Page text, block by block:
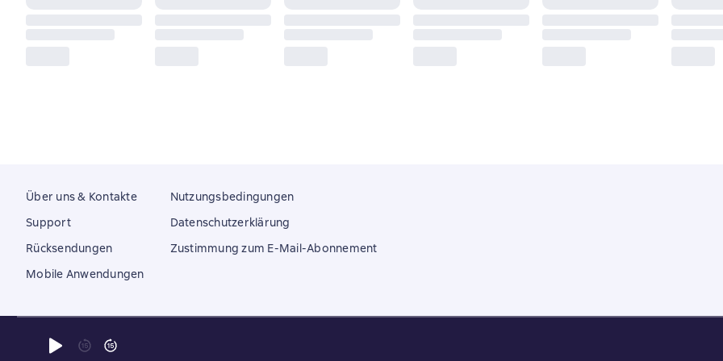
Über uns & Kontakte
Support
Rücksendungen
Mobile Anwendungen
Nutzungsbedingungen
Datenschutzerklärung
Zustimmung zum E-Mail-Abonnement